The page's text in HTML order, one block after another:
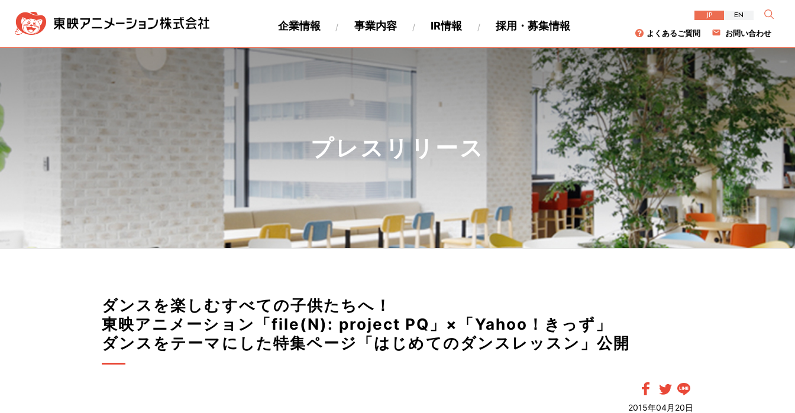
プレスリリース
ダンスを楽しむすべての子供たちへ！
東映アニメーション「file(N): project PQ」×「Yahoo！きっず」
ダンスをテーマにした特集ページ「はじめてのダンスレッスン」公開
2015年04月20日
よくあるご質問 お問い合わせ
JP EN
企業情報
メッセージ 経営理念 会社概要 製作工程について ペロについて ダイバーシティ
企業情報
事業内容
映像製作・販売事業 版権事業
事業内容
IR情報
IR NEWS 経営方針 業績・財務 IRカレンダー 個人投資家の皆様へ
株主総会
株価情報
電子公告
IR情報
採用・募集情報
採用情報ニュース 新卒採用 パートナー募集情報
採用・募集情報